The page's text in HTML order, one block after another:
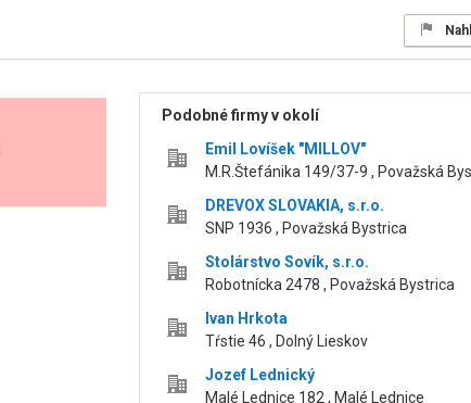
Podobné firmy v okolí
Emil Lovíšek "MILLOV"
M.R.Štefánika 149/37-9 , Považská
DREVOX SLOVAKIA, s.r.o.
SNP 1936 , Považská Bystrica
Stolárstvo Sovík, s.r.o.
Robotnícka 2478 , Považská Bystrica
Ivan Hrkota
Tŕstie 46 , Dolný Lieskov
Jozef Lednický
Malé Lednice 182 , Malé Lednice